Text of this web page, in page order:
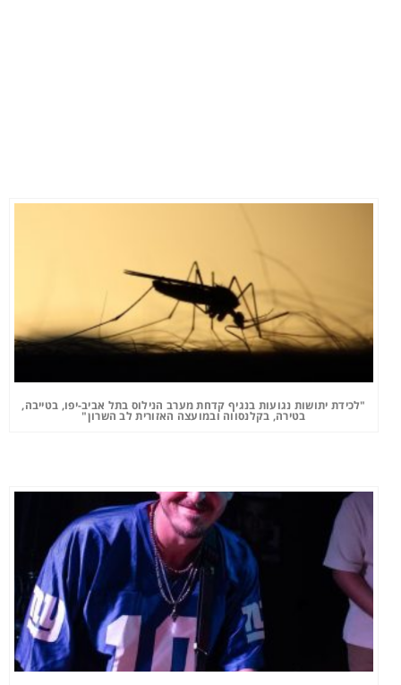
"לכידת יתושות נגועות בנגיף קדחת מערב הנילוס בתל אביב-יפו, בטייבה,
בטירה, בקלנסווה ובמועצה האזורית לב השרון"